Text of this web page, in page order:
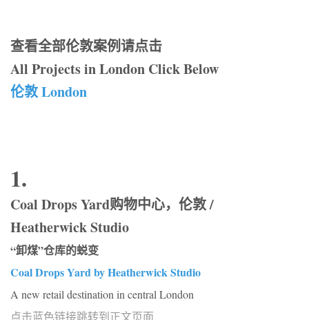
查看全部伦敦案例请点击
All Projects in London Click Below
伦敦 London
1.
Coal Drops Yard购物中心，伦敦 /
Heatherwick Studio
“卸煤”仓库的蜕变
Coal Drops Yard by Heatherwick Studio
A new retail destination in central London
点击蓝色链接跳转到正文页面